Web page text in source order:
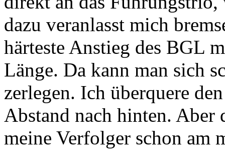
dazu veranlasst mich
härteste Anstieg des BGL
Länge. Da kann man sich
zerlegen. Ich überquere
Abstand nach hinten. Aber
meine Verfolger schon am